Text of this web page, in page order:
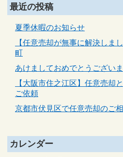
最近の投稿
夏季休暇のお知らせ
【任意売却が無事に解決しま
町
あけましておめでとうござい
【大阪市住之江区】任意売却
ご依頼
京都市伏見区で任意売却のご
カレンダー